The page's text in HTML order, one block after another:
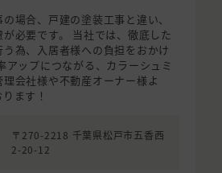
場合、戸建の塗装工事と違い、
必要です。 当社では、徹底した
為、入居者様への負担をおかけ
アップにつながる、カラーシュミ
会社様や不動産オーナー様よ
ます！
〒270-2218 千葉県松戸市五香西
2-20-12